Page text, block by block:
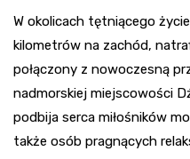
W okolicach tętniącego
kilometrów na zachód,
połączony z nowoczesną
nadmorskiej miejscowości
podbija serca miłośników
także osób pragnących